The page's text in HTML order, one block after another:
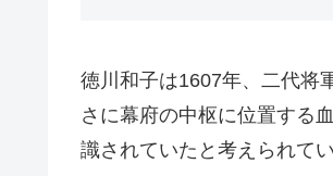
徳川和子は1607年、二代将
さに幕府の中枢に位置する
識されていたと考えられてい